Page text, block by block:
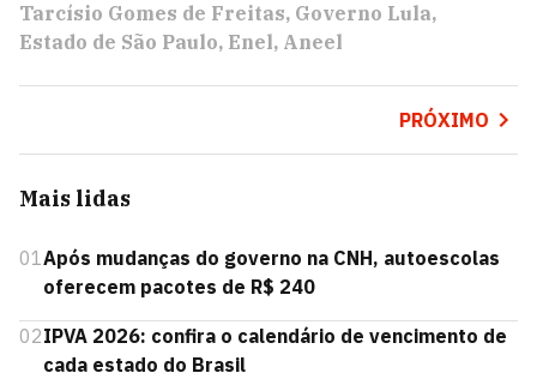
Tarcísio Gomes de Freitas Governo Lula
Estado de São Paulo Enel Aneel
PRÓXIMO
Mais lidas
01Após mudanças do governo na CNH, autoescolas
oferecem pacotes de R$ 240
02IPVA 2026: confira o calendário de vencimento de
cada estado do Brasil